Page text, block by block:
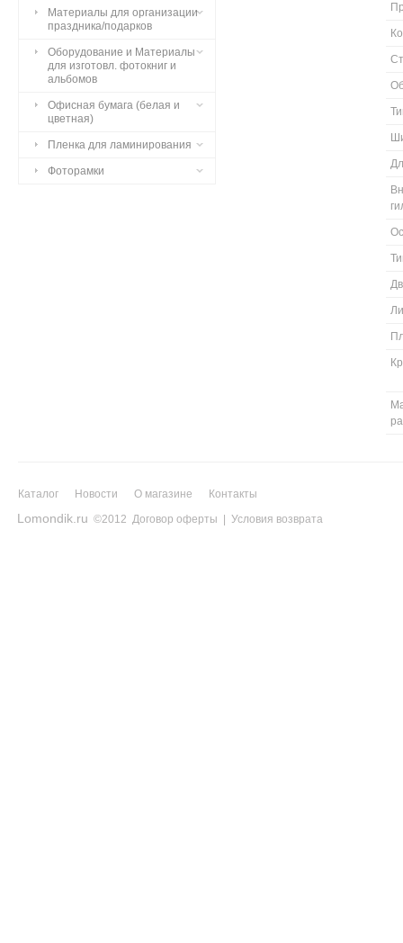
Материалы для организации
праздника/подарков
Оборудование и Материалы
для изготовл. фотокниг и
альбомов
Офисная бумага (белая и
цветная)
Пленка для ламинирования
Фоторамки
Каталог Новости О магазине Контакты
Lomondik.ru ©2012 Договор оферты Условия возврата